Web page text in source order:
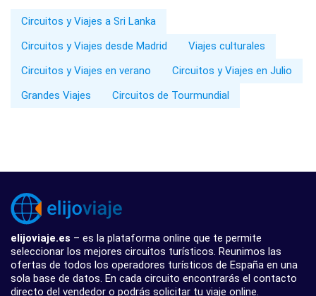
Circuitos y Viajes a Sri Lanka
Circuitos y Viajes desde Madrid
Viajes culturales
Circuitos y Viajes en verano
Circuitos y Viajes en Julio
Grandes Viajes
Circuitos de Tourmundial
elijoviaje.es – es la plataforma online que te permite
seleccionar los mejores circuitos turísticos. Reunimos las
ofertas de todos los operadores turísticos de España en una
sola base de datos. En cada circuito encontrarás el contacto
directo del vendedor o podrás solicitar tu viaje online.